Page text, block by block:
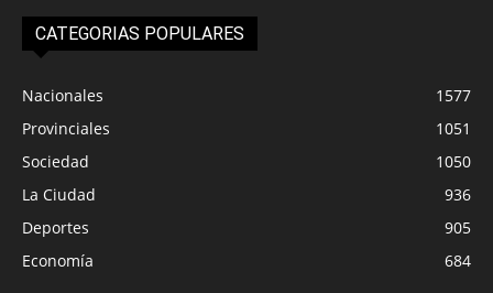
CATEGORIAS POPULARES
Nacionales
1577
Provinciales
1051
Sociedad
1050
La Ciudad
936
Deportes
905
Economía
684